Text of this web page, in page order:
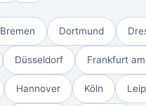
Bremen Dortmund
Düsseldorf Frankfurt
Hannover Köln